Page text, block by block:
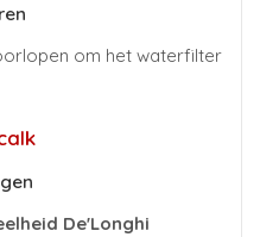
om het waterfilter
De'Longhi